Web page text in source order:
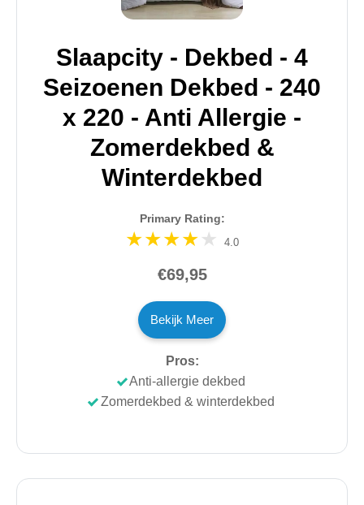
Slaapcity - Dekbed - 4
Seizoenen Dekbed - 240
x 220 - Anti Allergie -
Zomerdekbed &
Winterdekbed
Primary Rating:
4.0
€69,95
Bekijk Meer
Pros:
Anti-allergie dekbed
Zomerdekbed & winterdekbed